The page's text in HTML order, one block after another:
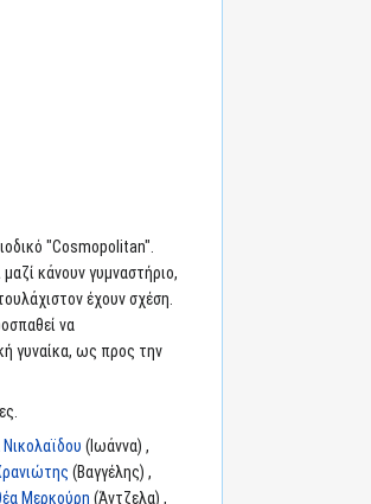
"Cosmopolitan".
κάνουν γυμναστήριο,
έχουν σχέση.
να
γυναίκα, ως προς την
Νικολαϊδου (Ιωάννα) ,
(Βαγγέλης) ,
Μερκούρη (Άντζελα) ,